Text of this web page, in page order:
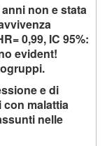
non e stata
0,99, IC 95%:
evident!
e di
malattia
nelle